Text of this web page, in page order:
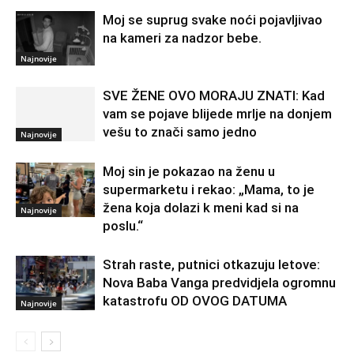
Najnovije
Moj se suprug svake noći pojavljivao
na kameri za nadzor bebe.
Najnovije
SVE ŽENE OVO MORAJU ZNATI: Kad
vam se pojave blijede mrlje na donjem
vešu to znači samo jedno
Najnovije
Moj sin je pokazao na ženu u
supermarketu i rekao: „Mama, to je
žena koja dolazi k meni kad si na
poslu.“
Najnovije
Strah raste, putnici otkazuju letove:
Nova Baba Vanga predvidjela ogromnu
katastrofu OD OVOG DATUMA